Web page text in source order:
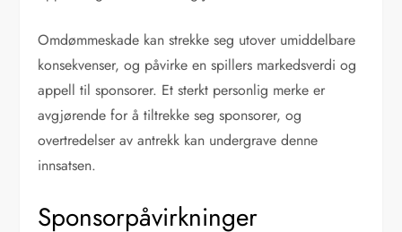
Omdømmeskade kan strekke seg utover umiddelbare
konsekvenser, og påvirke en spillers markedsverdi og
appell til sponsorer. Et sterkt personlig merke er
avgjørende for å tiltrekke seg sponsorer, og
overtredelser av antrekk kan undergrave denne
innsatsen.
Sponsorpåvirkninger